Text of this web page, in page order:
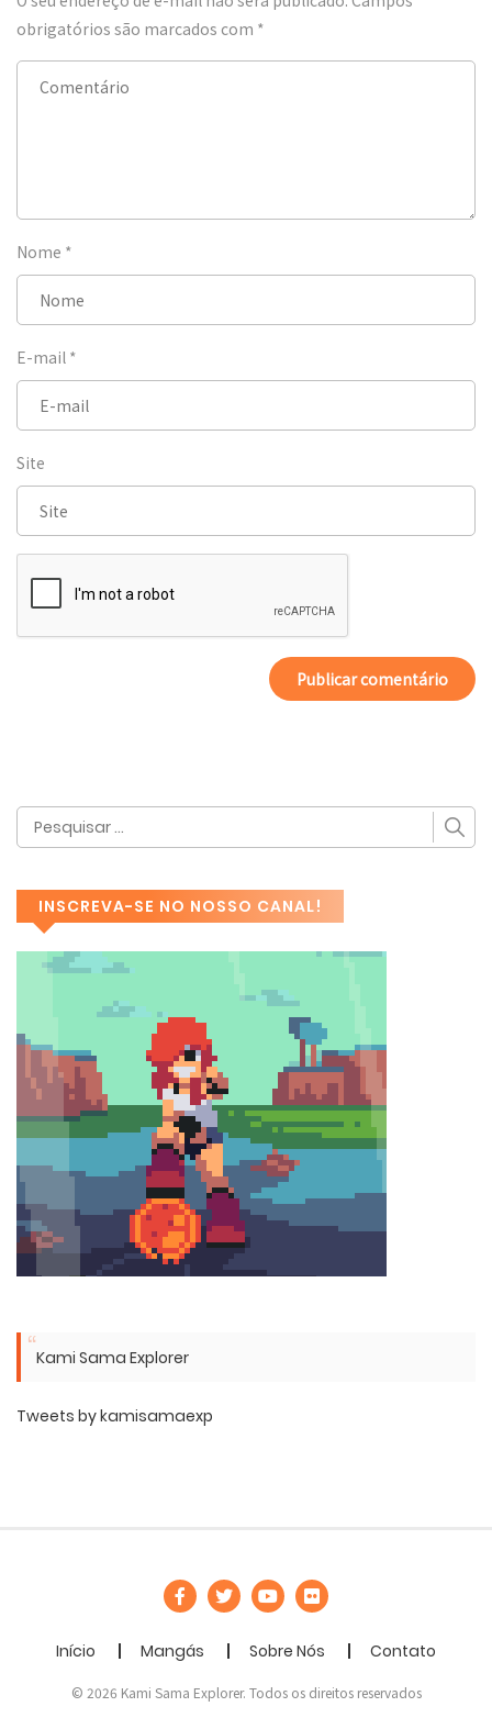
obrigatórios são marcados com *
Nome *
E-mail *
Site
INSCREVA-SE NO NOSSO CANAL!
Kami Sama Explorer
Tweets by kamisamaexp
Início Mangás Sobre Nós Contato
© 2026 Kami Sama Explorer. Todos os direitos reservados